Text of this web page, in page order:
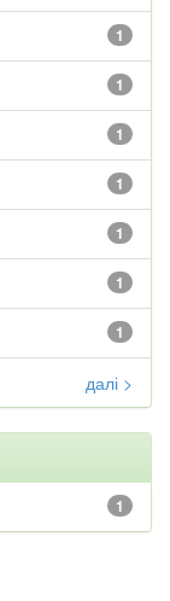
1
1
1
1
1
1
1
далі >
1